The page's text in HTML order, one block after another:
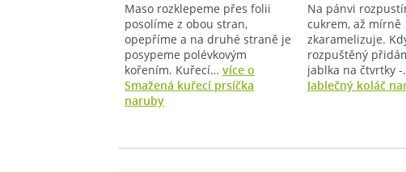
Maso rozklepeme přes folii
posolíme z obou stran,
opepříme a na druhé straně je
posypeme polévkovým
kořením. Kuřecí… více o
Smažená kuřecí prsíčka
naruby
Na pánvi
cukrem, až mírně
zkaramelizuje.
rozpuštěný
jablka na čtvrtky
Jablečný koláč